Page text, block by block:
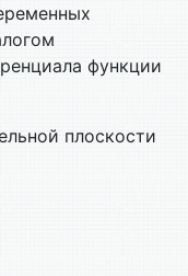
функции
плоскости